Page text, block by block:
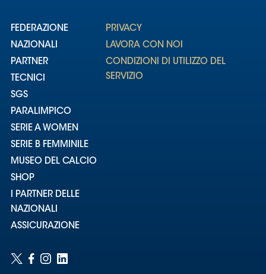
FEDERAZIONE
NAZIONALI
PARTNER
TECNICI
SGS
PARALIMPICO
SERIE A WOMEN
SERIE B FEMMINILE
MUSEO DEL CALCIO
SHOP
I PARTNER DELLE
NAZIONALI
ASSICURAZIONE
PRIVACY
LAVORA CON NOI
CONDIZIONI DI UTILIZZO DEL
SERVIZIO